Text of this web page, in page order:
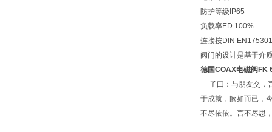
防护等级IP65
负载率ED 100%
连接按DIN
阀门的设计是基于介
德国COAX电磁阀 FK
子曰：与朋友交，
于成就，阙如而已，
不尽依依。言不尽思